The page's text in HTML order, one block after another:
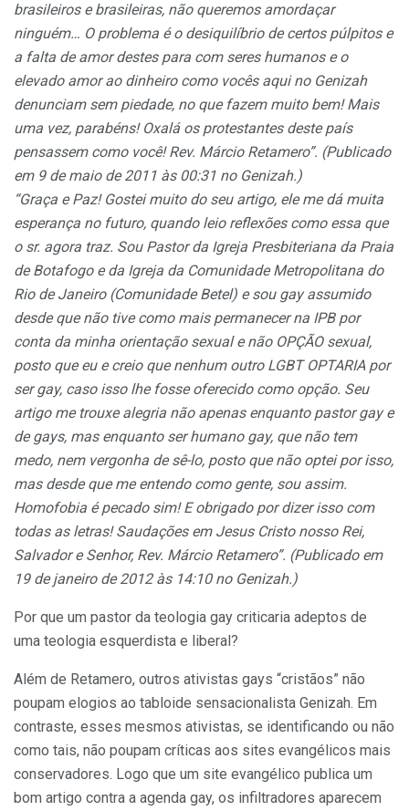
brasileiros e brasileiras, não queremos amordaçar
ninguém… O problema é o desiquilíbrio de certos púlpitos e
a falta de amor destes para com seres humanos e o
elevado amor ao dinheiro como vocês aqui no Genizah
denunciam sem piedade, no que fazem muito bem! Mais
uma vez, parabéns! Oxalá os protestantes deste país
pensassem como você! Rev. Márcio Retamero”. (Publicado
em 9 de maio de 2011 às 00:31 no Genizah.)
“Graça e Paz! Gostei muito do seu artigo, ele me dá muita
esperança no futuro, quando leio reflexões como essa que
o sr. agora traz. Sou Pastor da Igreja Presbiteriana da Praia
de Botafogo e da Igreja da Comunidade Metropolitana do
Rio de Janeiro (Comunidade Betel) e sou gay assumido
desde que não tive como mais permanecer na IPB por
conta da minha orientação sexual e não OPÇÃO sexual,
posto que eu e creio que nenhum outro LGBT OPTARIA por
ser gay, caso isso lhe fosse oferecido como opção. Seu
artigo me trouxe alegria não apenas enquanto pastor gay e
de gays, mas enquanto ser humano gay, que não tem
medo, nem vergonha de sê-lo, posto que não optei por isso,
mas desde que me entendo como gente, sou assim.
Homofobia é pecado sim! E obrigado por dizer isso com
todas as letras! Saudações em Jesus Cristo nosso Rei,
Salvador e Senhor, Rev. Márcio Retamero”. (Publicado em
19 de janeiro de 2012 às 14:10 no Genizah.)
Por que um pastor da teologia gay criticaria adeptos de
uma teologia esquerdista e liberal?
Além de Retamero, outros ativistas gays “cristãos” não
poupam elogios ao tabloide sensacionalista Genizah. Em
contraste, esses mesmos ativistas, se identificando ou não
como tais, não poupam críticas aos sites evangélicos mais
conservadores. Logo que um site evangélico publica um
bom artigo contra a agenda gay, os infiltradores aparecem